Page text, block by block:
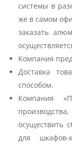
системы в
же в самом
заказать
Компания
Доставка
способом.
Компания
осуществить
для шкафов-